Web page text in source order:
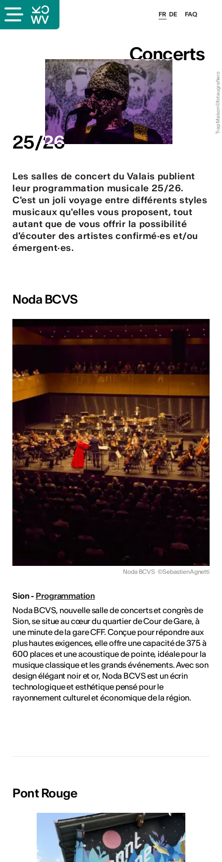
FAQ
FR DE
Concerts
25/26
Trap Maison
©fotaugrafiero
Concerts
25/26
Les salles de concert du Valais publient
leur programmation musicale 25/26.
C'est un joli voyage entre différents styles
musicaux qu'elles vous proposent, tout
autant que de vous offrir la possibilité
d'écouter des artistes confirmé·es et/ou
émergent·es.
Noda BCVS
Noda BCVS ©SebastienAgnetti
Sion - Programmation
Noda BCVS, nouvelle salle de concerts et congrès de
Sion, se situe au cœur du quartier de Cour de Gare, à
une minute de la gare CFF. Conçue pour répondre aux
plus hautes exigences, elle offre une capacité de 375 à
600 places et une acoustique de pointe, idéale pour la
musique classique et les grands événements. Avec son
design élégant noir et or, Noda BCVS est un écrin
technologique et esthétique pensé pour le
rayonnement culturel et économique de la région.
Pont Rouge